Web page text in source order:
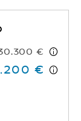
137 g/km
€
€